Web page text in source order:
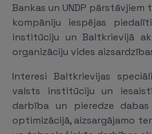
Bankas un UNDP
kompāniju iespējas
institūciju un Baltkrievijā
organizāciju vides
Interesi Baltkrievijas
valsts institūciju un
darbība un pieredze dabas
optimizācijā, aizsargājamo